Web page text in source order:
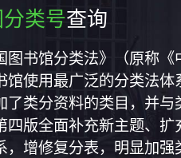
类号查询
图书馆分类法》（原称
馆使用最广泛的分类法
了类分资料的类目，并与
四版全面补充新主题、
，增修复分表，明显加强